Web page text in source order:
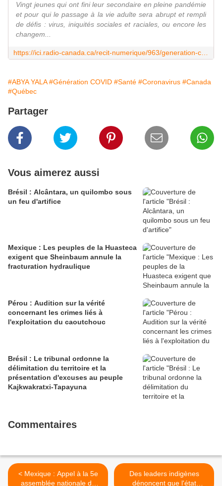
Vingt jeunes qui ont fini leur secondaire en pleine pandémie
et pour qui le passage à la vie adulte sera abrupt et rempli
de défis : virus, iniquités sociales et raciales, ou encore les
changem...
#ABYA YALA #Génération COVID #Santé #Coronavirus #Canada
#Québec
Partager
Vous aimerez aussi
Brésil : Alcântara, un quilombo sous
un feu d'artifice
Mexique : Les peuples de la Huasteca
exigent que Sheinbaum annule la
fracturation hydraulique
Pérou : Audition sur la vérité
concernant les crimes liés à
l'exploitation du caoutchouc
Brésil : Le tribunal ordonne la
délimitation du territoire et la
présentation d'excuses au peuple
Kajkwakratxi-Tapayuna
Commentaires
< Mexique : Appel à la 5e
assemblée nationale du
Des leaders indigènes
dénoncent que l'état